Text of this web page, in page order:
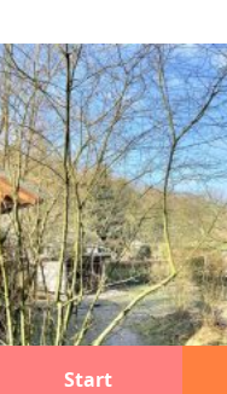
Start